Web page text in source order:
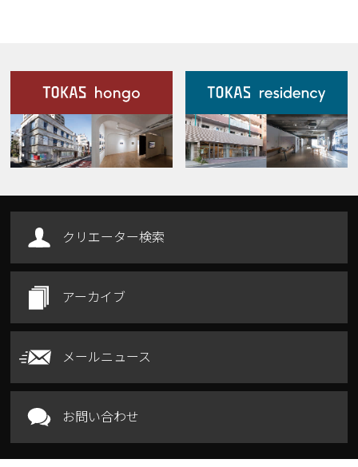
施設案内
Our Facilities
クリエーター検索
アーカイブ
メールニュース
お問い合わせ